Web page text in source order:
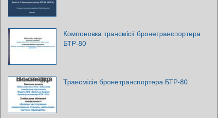
Компоновка трансмісії бронетранспортера
БТР-80
Трансмісія бронетранспортера БТР-80